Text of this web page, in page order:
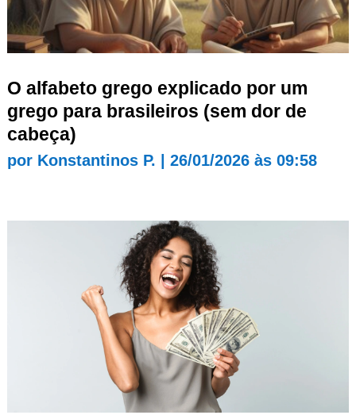
O alfabeto grego explicado por um
grego para brasileiros (sem dor de
cabeça)
por Konstantinos P. 26/01/2026 às 09:58